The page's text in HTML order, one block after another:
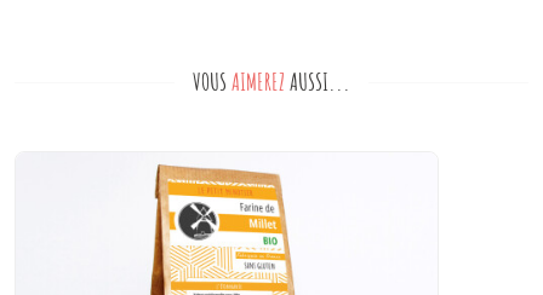
VOUSAIMEREZAUSSI...